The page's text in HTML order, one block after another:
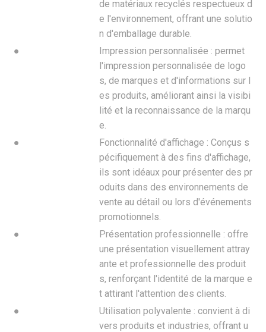
de matériaux recyclés respectueux d
e l'environnement, offrant une solutio
n d'emballage durable.
●
Impression personnalisée : permet
l'impression personnalisée de logo
s, de marques et d'informations sur l
es produits, améliorant ainsi la visibi
lité et la reconnaissance de la marqu
e.
●
Fonctionnalité d'affichage : Conçus s
pécifiquement à des fins d'affichage,
ils sont idéaux pour présenter des pr
oduits dans des environnements de
vente au détail ou lors d'événements
promotionnels.
●
Présentation professionnelle : offre
une présentation visuellement attray
ante et professionnelle des produit
s, renforçant l'identité de la marque e
t attirant l'attention des clients.
●
Utilisation polyvalente : convient à di
vers produits et industries, offrant u